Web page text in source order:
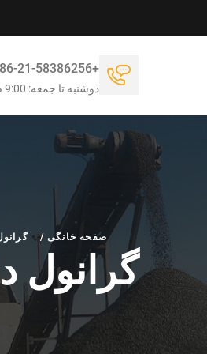
+86-21-58386256
دوشنبه تا جمعه: 9:00 صبح تا 12:00 بعد از ظهر
صفحه خانگی /
گرانول